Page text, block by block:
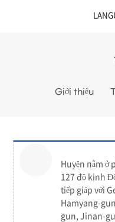
Giới thiệu
Huyện nằm ở
127 độ kinh
tiếp giáp với
Hamyang-
gun, Jinan-